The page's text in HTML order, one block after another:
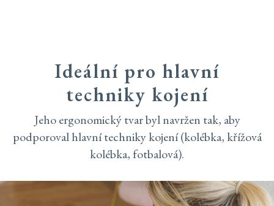
Ideální pro hlavní
techniky kojení
Jeho ergonomický tvar byl navržen tak, aby
podporoval hlavní techniky kojení (kolébka, křížová
kolébka, fotbalová).